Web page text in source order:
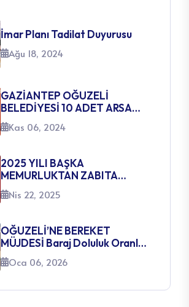
İmar Planı Tadilat Duyurusu
Ağu 18, 2024
GAZİANTEP OĞUZELİ
BELEDİYESİ 10 ADET ARSA
SATIŞ İHALE İLANI
Kas 06, 2024
2025 YILI BAŞKA
MEMURLUKTAN ZABITA
MEMURLUĞUNA GEÇİŞ SINAVI
AÇILACAK KADROLARA
Nis 22, 2025
OĞUZELİ’NE BEREKET
MÜJDESİ Baraj Doluluk Oranları
Yüzleri Güldürüyor
Oca 06, 2026